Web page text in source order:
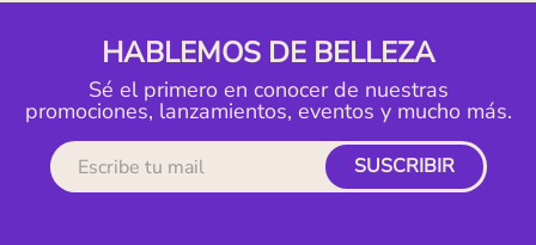
HABLEMOS DE BELLEZA
Sé el primero en conocer de nuestras
promociones, lanzamientos, eventos y mucho más.
SUSCRIBIR